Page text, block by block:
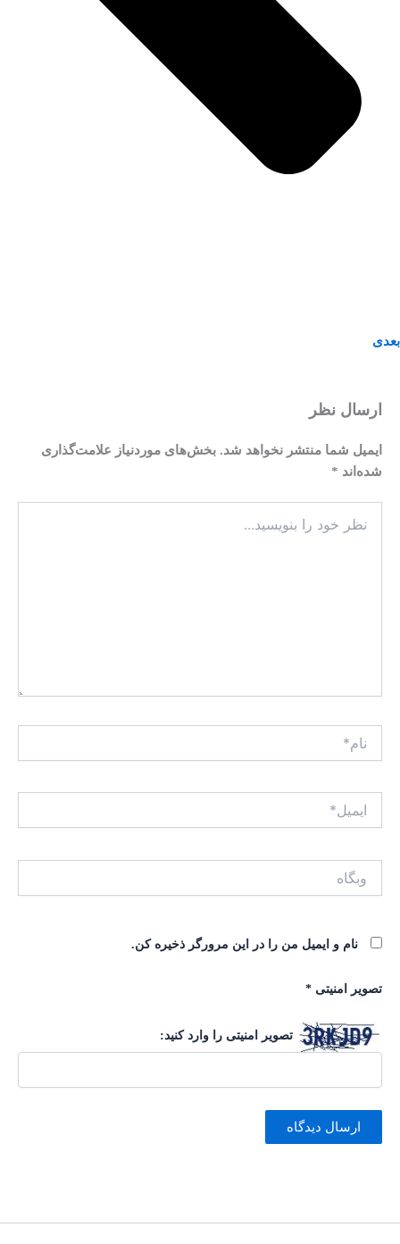
بعدی
ارسال نظر
ایمیل شما منتشر نخواهد شد. بخش‌های موردنیاز علامت‌گذاری
شده‌اند *
خود
نام و ایمیل من را در این مرورگر ذخیره کن.
تصویر امنیتی *
تصویر امنیتی را وارد کنید: